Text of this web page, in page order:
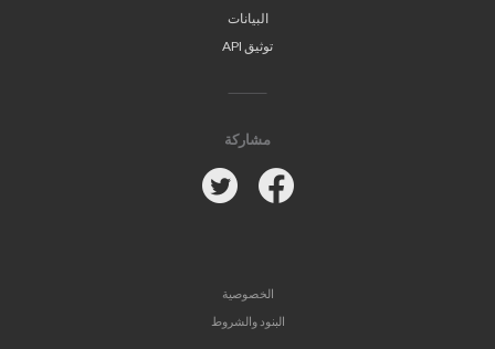
البيانات
توثيق API
مشاركة
Facebook
الخصوصية
البنود والشروط